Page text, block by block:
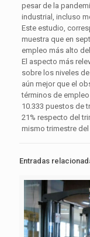
pesar de la
industrial, incluso
Este estudio,
muestra que en
empleo más alto
El aspecto más
sobre los niveles
aún mejor que el
términos de
10.333 puestos de
21% respecto del
mismo trimestre del
Entradas